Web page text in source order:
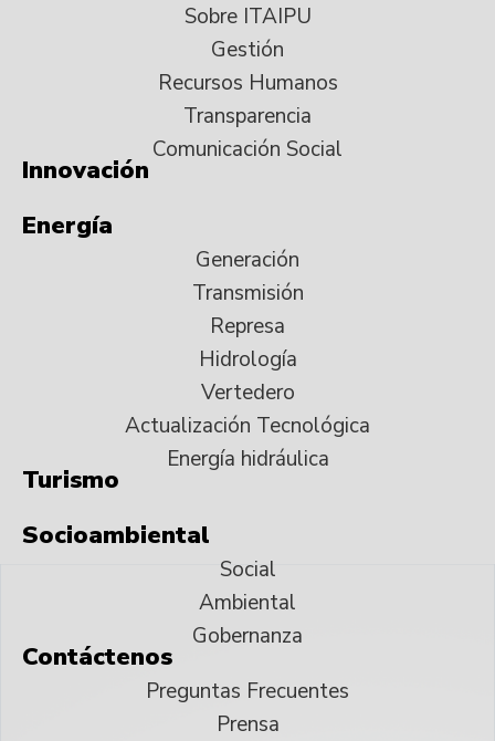
Sobre ITAIPU
Gestión
Recursos Humanos
Transparencia
Comunicación Social
Innovación
Energía
Generación
Transmisión
Represa
Hidrología
Vertedero
Actualización Tecnológica
Energía hidráulica
Turismo
Socioambiental
Social
Ambiental
Gobernanza
Contáctenos
Preguntas Frecuentes
Prensa